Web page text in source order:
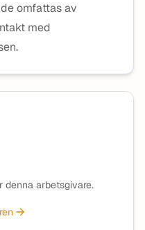
omfattas av
med
denna arbetsgivare.